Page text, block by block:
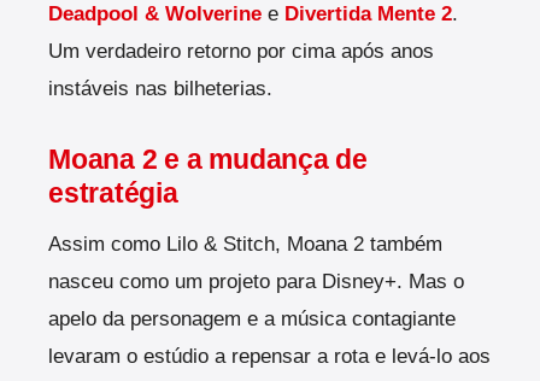
Deadpool & Wolverine e Divertida Mente 2.
Um verdadeiro retorno por cima após anos
instáveis nas bilheterias.
Moana 2 e a mudança de
estratégia
Assim como Lilo & Stitch, Moana 2 também
nasceu como um projeto para Disney+. Mas o
apelo da personagem e a música contagiante
levaram o estúdio a repensar a rota e levá-lo aos